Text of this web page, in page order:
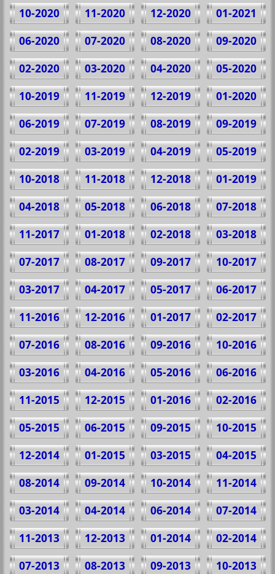
01-2021
12-2020
11-2020
10-2020
09-2020
08-2020
07-2020
06-2020
05-2020
04-2020
03-2020
02-2020
01-2020
12-2019
11-2019
10-2019
09-2019
08-2019
07-2019
06-2019
05-2019
04-2019
03-2019
02-2019
01-2019
12-2018
11-2018
10-2018
07-2018
06-2018
05-2018
04-2018
03-2018
02-2018
01-2018
11-2017
10-2017
09-2017
08-2017
07-2017
06-2017
05-2017
04-2017
03-2017
02-2017
01-2017
12-2016
11-2016
10-2016
09-2016
08-2016
07-2016
06-2016
05-2016
04-2016
03-2016
02-2016
01-2016
12-2015
11-2015
10-2015
09-2015
06-2015
05-2015
04-2015
03-2015
01-2015
12-2014
11-2014
10-2014
09-2014
08-2014
07-2014
06-2014
04-2014
03-2014
02-2014
01-2014
12-2013
11-2013
10-2013
09-2013
08-2013
07-2013